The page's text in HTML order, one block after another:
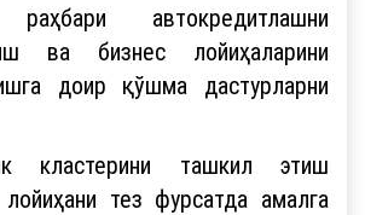
раҳбари автокредитлашни
ва бизнес лойиҳаларини
доир қўшма дастурларни
кластерини ташкил этиш
тез фурсатда амалга